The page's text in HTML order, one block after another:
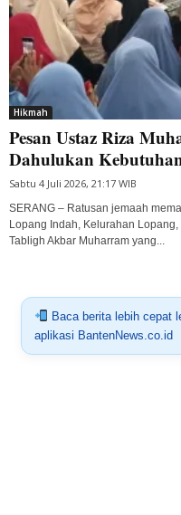
Hikmah
Pesan Ustaz Riza
Dahulukan
Sabtu 4 Juli 2026, 21:17 WIB
SERANG – Ratusan jemaah
Lopang Indah, Kelurahan
Tabligh Akbar Muharram yang...
Baca berita lebih cepat
aplikasi BantenNews.co.id